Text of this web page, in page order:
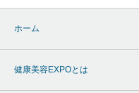
ホーム
健康美容EXPOとは